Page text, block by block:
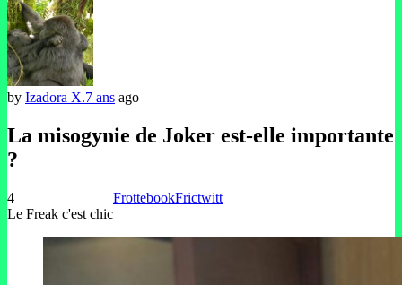
by Izadora X.7 ans ago
La misogynie de Joker est-elle importante
?
4
Le Freak c'est chic
FrottebookFrictwitt